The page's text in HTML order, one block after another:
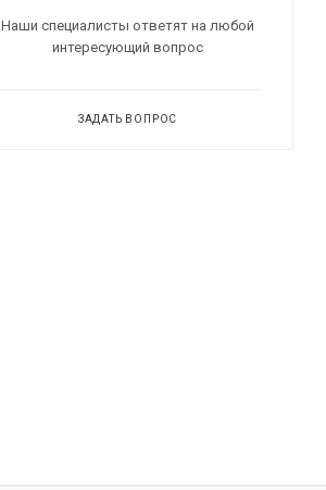
Наши специалисты ответят на любой
интересующий вопрос
ЗАДАТЬ ВОПРОС